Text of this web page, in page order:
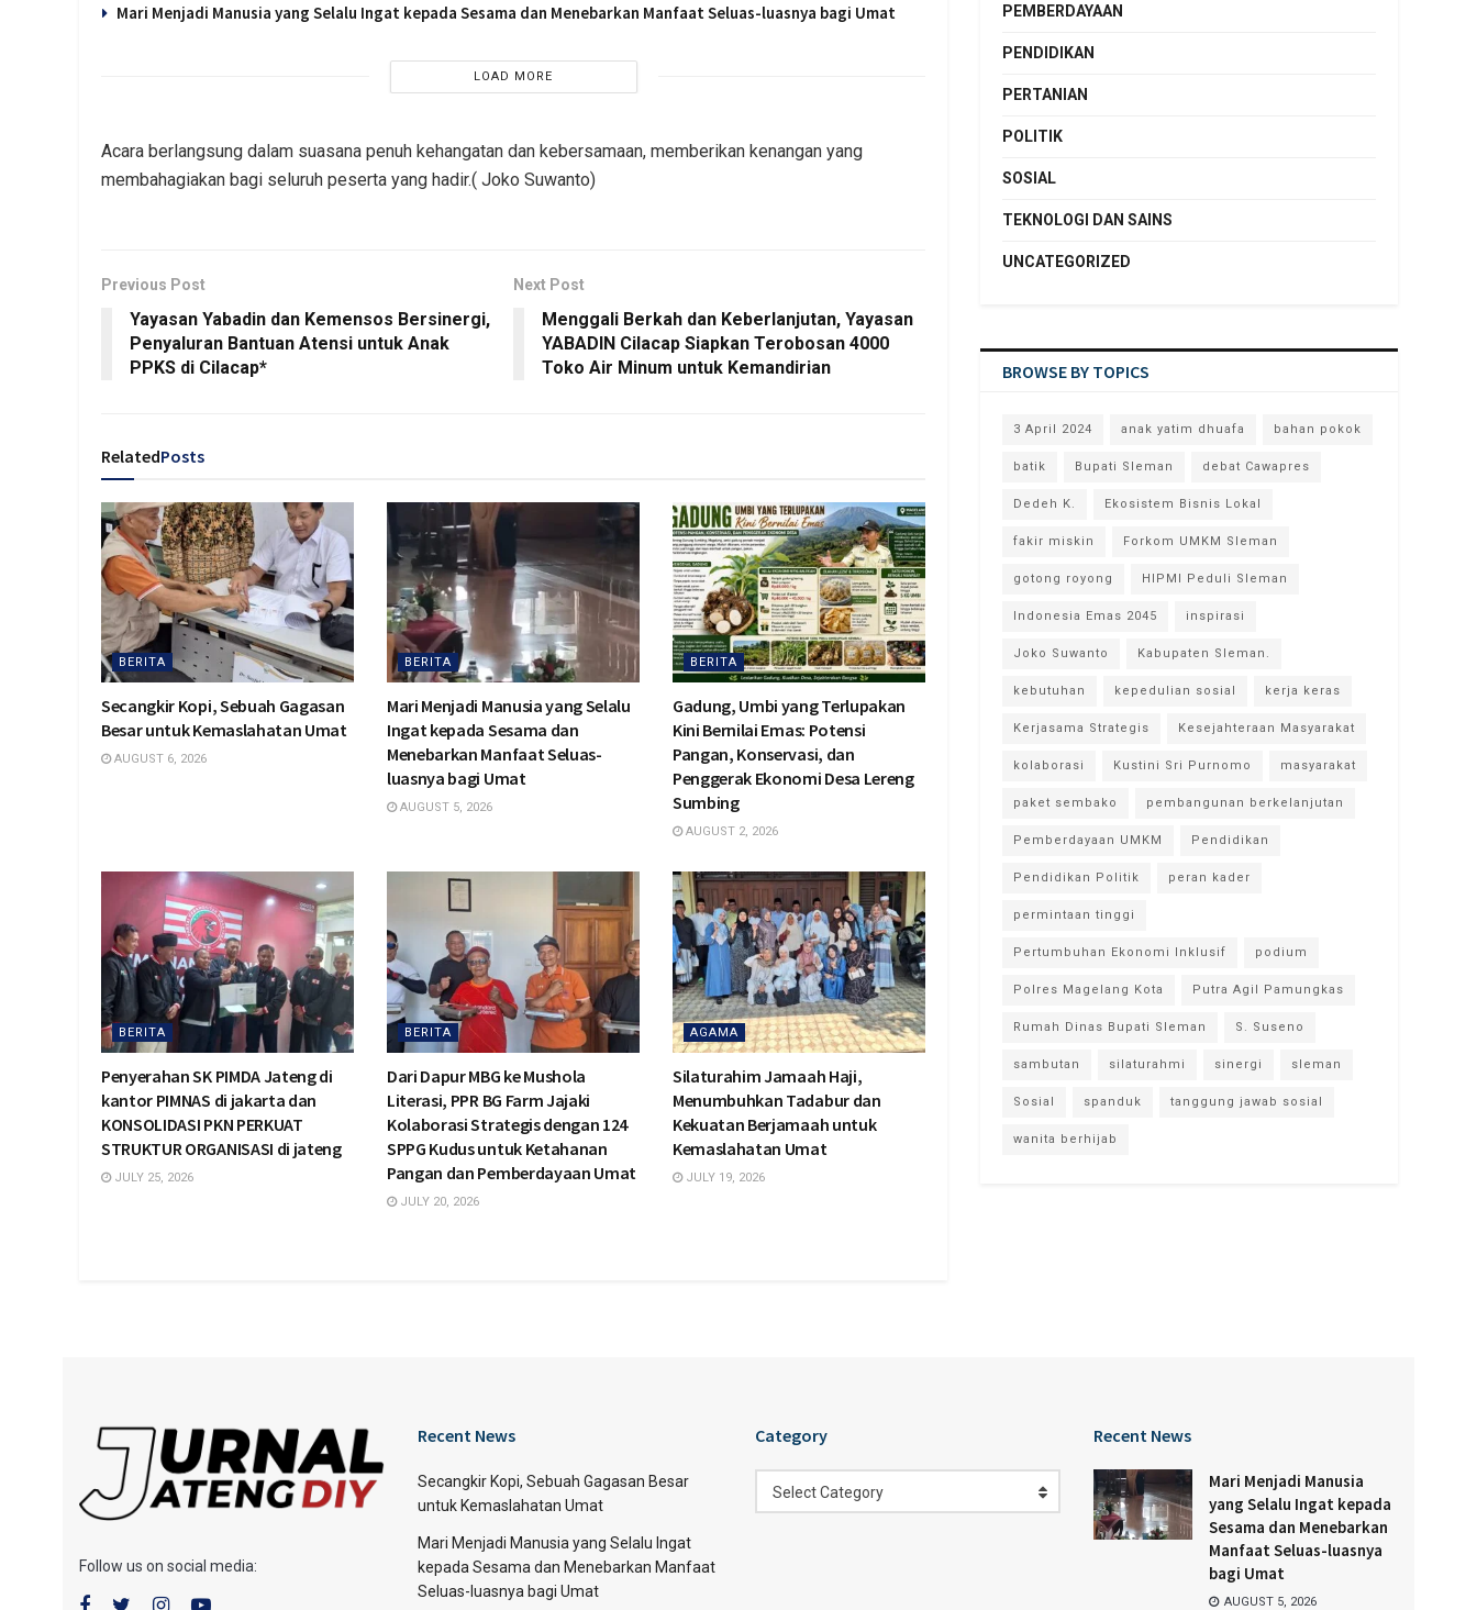
Mari Menjadi Manusia yang Selalu Ingat kepada Sesama dan Menebarkan Manfaat Seluas-luasnya bagi Umat
LOAD MORE
Acara berlangsung dalam suasana penuh kehangatan dan kebersamaan, memberikan kenangan yang
membahagiakan bagi seluruh peserta yang hadir.( Joko Suwanto)
Previous Post
Yayasan Yabadin dan Kemensos Bersinergi,
Penyaluran Bantuan Atensi untuk Anak
PPKS di Cilacap*
Next Post
Menggali Berkah dan Keberlanjutan, Yayasan
YABADIN Cilacap Siapkan Terobosan 4000
Toko Air Minum untuk Kemandirian
RelatedPosts
BERITA
Secangkir Kopi, Sebuah Gagasan
Besar untuk Kemaslahatan Umat
AUGUST 6, 2026
BERITA
Mari Menjadi Manusia yang Selalu
Ingat kepada Sesama dan
Menebarkan Manfaat Seluas-
luasnya bagi Umat
AUGUST 5, 2026
BERITA
Gadung, Umbi yang Terlupakan
Kini Bernilai Emas: Potensi
Pangan, Konservasi, dan
Penggerak Ekonomi Desa Lereng
Sumbing
AUGUST 2, 2026
BERITA
Penyerahan SK PIMDA Jateng di
kantor PIMNAS di jakarta dan
KONSOLIDASI PKN PERKUAT
STRUKTUR ORGANISASI di jateng
JULY 25, 2026
BERITA
Dari Dapur MBG ke Mushola
Literasi, PPR BG Farm Jajaki
Kolaborasi Strategis dengan 124
SPPG Kudus untuk Ketahanan
Pangan dan Pemberdayaan Umat
JULY 20, 2026
AGAMA
Silaturahim Jamaah Haji,
Menumbuhkan Tadabur dan
Kekuatan Berjamaah untuk
Kemaslahatan Umat
JULY 19, 2026
PEMBERDAYAAN
PENDIDIKAN
PERTANIAN
POLITIK
SOSIAL
TEKNOLOGI DAN SAINS
UNCATEGORIZED
BROWSE BY TOPICS
3 April 2024 anak yatim dhuafa bahan pokok
batik Bupati Sleman debat Cawapres
Dedeh K. Ekosistem Bisnis Lokal
fakir miskin Forkom UMKM Sleman
gotong royong HIPMI Peduli Sleman
Indonesia Emas 2045 inspirasi
Joko Suwanto Kabupaten Sleman.
kebutuhan kepedulian sosial kerja keras
Kerjasama Strategis Kesejahteraan Masyarakat
kolaborasi Kustini Sri Purnomo masyarakat
paket sembako pembangunan berkelanjutan
Pemberdayaan UMKM Pendidikan
Pendidikan Politik peran kader
permintaan tinggi
Pertumbuhan Ekonomi Inklusif podium
Polres Magelang Kota Putra Agil Pamungkas
Rumah Dinas Bupati Sleman S. Suseno
sambutan silaturahmi sinergi sleman
Sosial spanduk tanggung jawab sosial
wanita berhijab
Follow us on social media:
Recent News
Secangkir Kopi, Sebuah Gagasan Besar
untuk Kemaslahatan Umat
Mari Menjadi Manusia yang Selalu Ingat
kepada Sesama dan Menebarkan Manfaat
Seluas-luasnya bagi Umat
Category
Select Category
Recent News
Mari Menjadi Manusia
yang Selalu Ingat kepada
Sesama dan Menebarkan
Manfaat Seluas-luasnya
bagi Umat
AUGUST 5, 2026